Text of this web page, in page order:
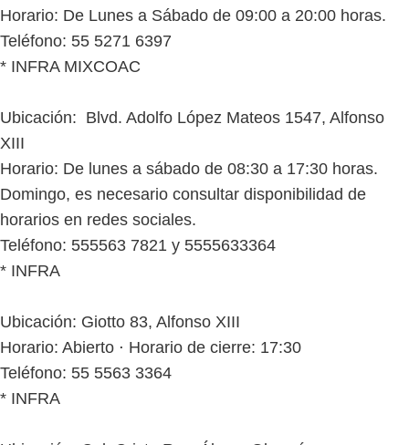
Horario: De Lunes a Sábado de 09:00 a 20:00 horas.
Teléfono: 55 5271 6397
* INFRA MIXCOAC
Ubicación: Blvd. Adolfo López Mateos 1547, Alfonso
XIII
Horario: De lunes a sábado de 08:30 a 17:30 horas.
Domingo, es necesario consultar disponibilidad de
horarios en redes sociales.
Teléfono: 555563 7821 y 5555633364
* INFRA
Ubicación: Giotto 83, Alfonso XIII
Horario: Abierto ⋅ Horario de cierre: 17:30
Teléfono: 55 5563 3364
* INFRA